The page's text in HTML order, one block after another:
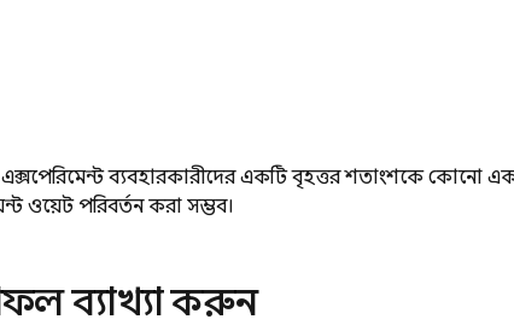
ব্যবহারকারীদের একটি বৃহত্তর শতাংশকে কোনো
ওয়েট পরিবর্তন করা সম্ভব।
ব্যাখ্যা করুন